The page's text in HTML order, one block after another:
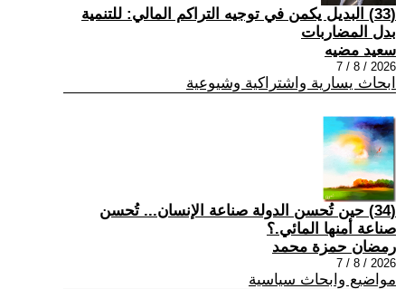
(33) البديل يكمن في توجيه التراكم المالي: للتنمية
بدل المضاربات
سعيد مضيه
2026 / 8 / 7
ابحاث يسارية واشتراكية وشيوعية
(34) حين تُحسن الدولة صناعة الإنسان... تُحسن
صناعة أمنها المائي.؟
رمضان حمزة محمد
2026 / 8 / 7
مواضيع وابحاث سياسية